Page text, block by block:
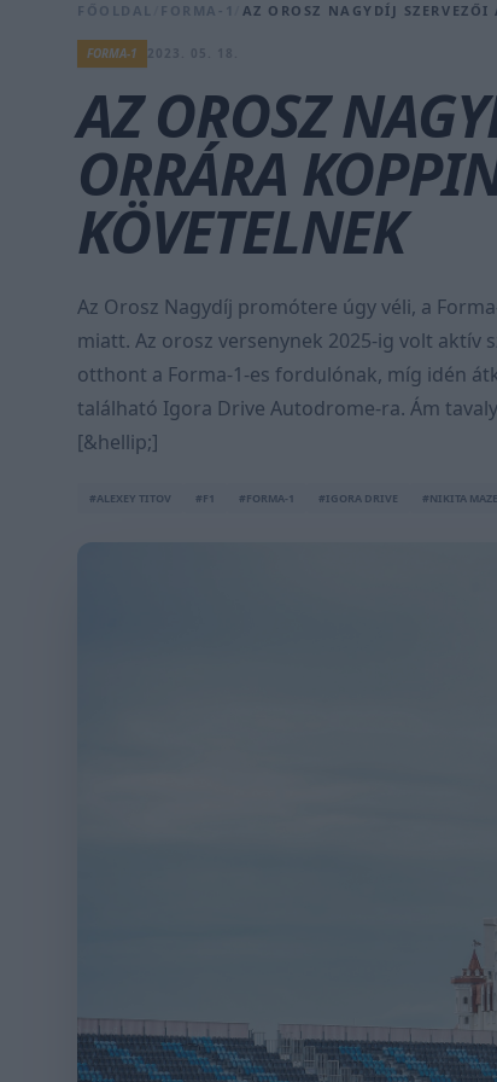
FŐOLDAL FORMA-1 AZ OROSZ NAGYDÍJ
FORMA-1
AZ OROSZ
ORRÁRA
KÖVETELNEK
Az Orosz Nagydíj promótere úgy véli, a
miatt. Az orosz versenynek 2025-ig volt aktív
otthont a Forma-1-es fordulónak, míg idén
található Igora Drive Autodrome-ra. Ám
[&hellip;]
#ALEXEY TITOV #F1 #FORMA-1 #IGORA DRIVE #NIKITA